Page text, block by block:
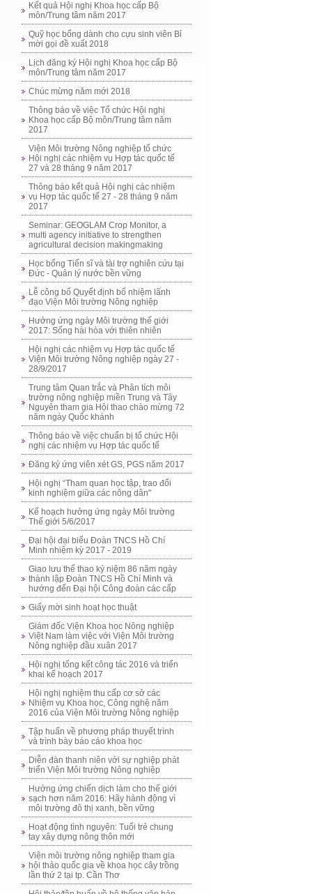
Kết quả Hội nghị Khoa học cấp Bộ
môn/Trung tâm năm 2017
Quỹ học bổng dành cho cựu sinh viên Bỉ
mời gọi đề xuất 2018
Lịch đăng ký Hội nghị Khoa học cấp Bộ
môn/Trung tâm năm 2017
Chúc mừng năm mới 2018
Thông báo về việc Tổ chức Hội nghị
Khoa học cấp Bộ môn/Trung tâm năm
2017
Viện Môi trường Nông nghiệp tổ chức
Hội nghị các nhiệm vụ Hợp tác quốc tế
27 và 28 tháng 9 năm 2017
Thông báo kết quả Hội nghị các nhiệm
vụ Hợp tác quốc tế 27 - 28 tháng 9 năm
2017
Seminar: GEOGLAM Crop Monitor, a
multi agency initiative to strengthen
agricultural decision makingmaking
Học bổng Tiến sĩ và tài trợ nghiên cứu tại
Đức - Quản lý nước bền vững
Lễ công bố Quyết định bổ nhiệm lãnh
đạo Viện Môi trường Nông nghiệp
Hưởng ứng ngày Môi trường thế giới
2017: Sống hài hòa với thiên nhiên
Hội nghị các nhiệm vụ Hợp tác quốc tế
Viện Môi trường Nông nghiệp ngày 27 -
28/9/2017
Trung tâm Quan trắc và Phân tích môi
trường nông nghiệp miền Trung và Tây
Nguyên tham gia Hội thao chào mừng 72
năm ngày Quốc khánh
Thông báo về việc chuẩn bị tổ chức Hội
nghị các nhiệm vụ Hợp tác quốc tế
Đăng ký ứng viên xét GS, PGS năm 2017
Hội nghị “Tham quan học tập, trao đổi
kinh nghiệm giữa các nông dân"
Kế hoạch hưởng ứng ngày Môi trường
Thế giới 5/6/2017
Đại hội đại biểu Đoàn TNCS Hồ Chí
Minh nhiệm kỳ 2017 - 2019
Giao lưu thể thao kỷ niệm 86 năm ngày
thành lập Đoàn TNCS Hồ Chí Minh và
hướng đến Đại hội Công đoàn các cấp
Giấy mời sinh hoạt học thuật
Giám đốc Viện Khoa học Nông nghiệp
Việt Nam làm việc với Viện Môi trường
Nông nghiệp đầu xuân 2017
Hội nghị tổng kết công tác 2016 và triển
khai kế hoạch 2017
Hội nghị nghiệm thu cấp cơ sở các
Nhiệm vụ Khoa học, Công nghệ năm
2016 của Viện Môi trường Nông nghiệp
Tập huấn về phương pháp thuyết trình
và trình bày báo cáo khoa học
Diễn đàn thanh niên với sự nghiệp phát
triển Viện Môi trường Nông nghiệp
Hưởng ứng chiến dịch làm cho thế giới
sạch hơn năm 2016: Hãy hành động vì
môi trường đô thị xanh, bền vững
Hoạt động tình nguyện: Tuổi trẻ chung
tay xây dựng nông thôn mới
Viện môi trường nông nghiệp tham gia
hội thảo quốc gia về khoa học cây trồng
lần thứ 2 tại tp. Cần Thơ